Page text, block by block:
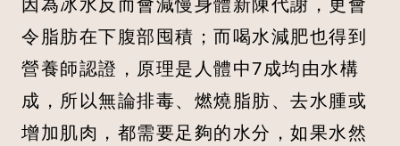
令脂肪在下腹部囤積；而喝水減肥也得到
營養師認證，原理是人體中7成均由水構
成，所以無論排毒、燃燒脂肪、去水腫或
增加肌肉，都需要足夠的水分，如果水然